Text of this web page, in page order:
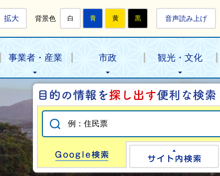
拡大 背景色 白 青 黄 黒 音声読み上げ
事業者・産業 市政 観光・文化
Google検索